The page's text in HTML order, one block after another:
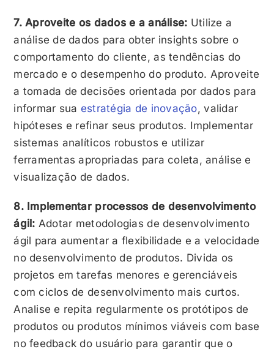
7. Aproveite os dados e a análise: Utilize a
análise de dados para obter insights sobre o
comportamento do cliente, as tendências do
mercado e o desempenho do produto. Aproveite
a tomada de decisões orientada por dados para
informar sua estratégia de inovação, validar
hipóteses e refinar seus produtos. Implementar
sistemas analíticos robustos e utilizar
ferramentas apropriadas para coleta, análise e
visualização de dados.
8. Implementar processos de desenvolvimento
ágil: Adotar metodologias de desenvolvimento
ágil para aumentar a flexibilidade e a velocidade
no desenvolvimento de produtos. Divida os
projetos em tarefas menores e gerenciáveis
com ciclos de desenvolvimento mais curtos.
Analise e repita regularmente os protótipos de
produtos ou produtos mínimos viáveis com base
no feedback do usuário para garantir que o